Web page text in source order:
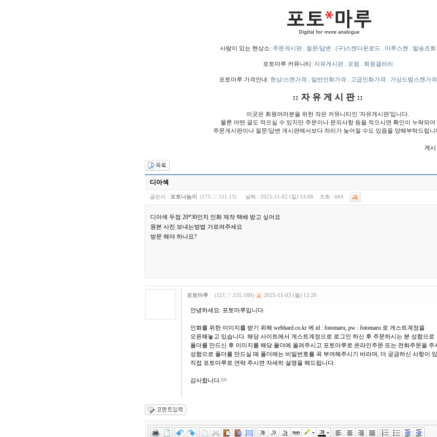
사람이 있는 현상소: 주문게시판. 질문/답변 . (구)스캔다운로드 . 마루스캔 . 발송조회
포토마루 커뮤니티: 자유게시판. 포럼 . 회원갤러리
포토마루 가격안내: 현상/스캔가격 . 일반인화가격 . 고급인화가격 . 가상드럼스캔가격
:: 자 유 게 시 판 ::
이곳은 회원여러분을 위한 작은 커뮤니티인 '자유게시판'입니다.
물론 어떤 글도 적으실 수 있지만 주문이나 문의사항 등을 적으시면 확인이 누락되어
주문게시판이나 질문/답변 게시판에서보다 처리가 늦어질 수도 있음을 양해부탁드립니
게시
디아섹
글쓴이 : 포토나눔이 (175.♡.151.13) 날짜 : 2025-11-02 (일) 14:08 조회 : 664
디아섹 두점 20*30인치 인화 제작 택배 받고 싶어요
원본 사진 보내는방법 가르려주세요
방문 해야 하나요?
포토마루 (121.♡.155.189) 2025-11-03 (월) 12:28
안녕하세요. 포토마루입니다.
인화를 위한 이미지를 받기 위해 webhard.co.kr 에 id : fotomaru, pw : fotomaru 로 게스트계정을
오픈해놓고 있습니다. 해당 사이트에서 게스트계정으로 로그인 하신 후 주문하시는 분 성함으로
폴더를 만드신 후 이미지를 해당 폴더에 올려주시고 포토마루로 온라인주문 또는 전화주문을 주
성함으로 폴더를 만드실 때 폴더에는 비밀번호를 꼭 부여해주시기 바라며, 더 궁금하신 사항이
직접 포토마루로 연락 주시면 자세히 설명을 해드립니다.
감사합니다.^^